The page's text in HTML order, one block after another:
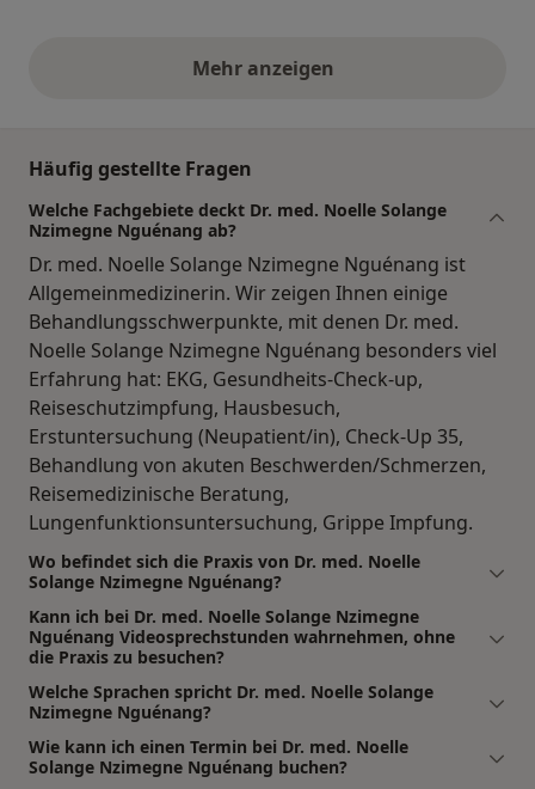
Mehr anzeigenobige Stellungnahmen
Häufig gestellte Fragen
Welche Fachgebiete deckt Dr. med. Noelle Solange
Nzimegne Nguénang ab?
Dr. med. Noelle Solange Nzimegne Nguénang ist
Allgemeinmedizinerin. Wir zeigen Ihnen einige
Behandlungsschwerpunkte, mit denen Dr. med.
Noelle Solange Nzimegne Nguénang besonders viel
Erfahrung hat: EKG, Gesundheits-Check-up,
Reiseschutzimpfung, Hausbesuch,
Erstuntersuchung (Neupatient/in), Check-Up 35,
Behandlung von akuten Beschwerden/Schmerzen,
Reisemedizinische Beratung,
Lungenfunktionsuntersuchung, Grippe Impfung.
Wo befindet sich die Praxis von Dr. med. Noelle
Solange Nzimegne Nguénang?
Kann ich bei Dr. med. Noelle Solange Nzimegne
Nguénang Videosprechstunden wahrnehmen, ohne
die Praxis zu besuchen?
Welche Sprachen spricht Dr. med. Noelle Solange
Nzimegne Nguénang?
Wie kann ich einen Termin bei Dr. med. Noelle
Solange Nzimegne Nguénang buchen?